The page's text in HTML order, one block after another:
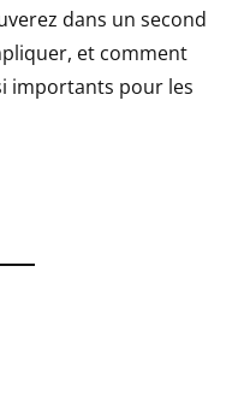
dans un second
et comment
importants pour les